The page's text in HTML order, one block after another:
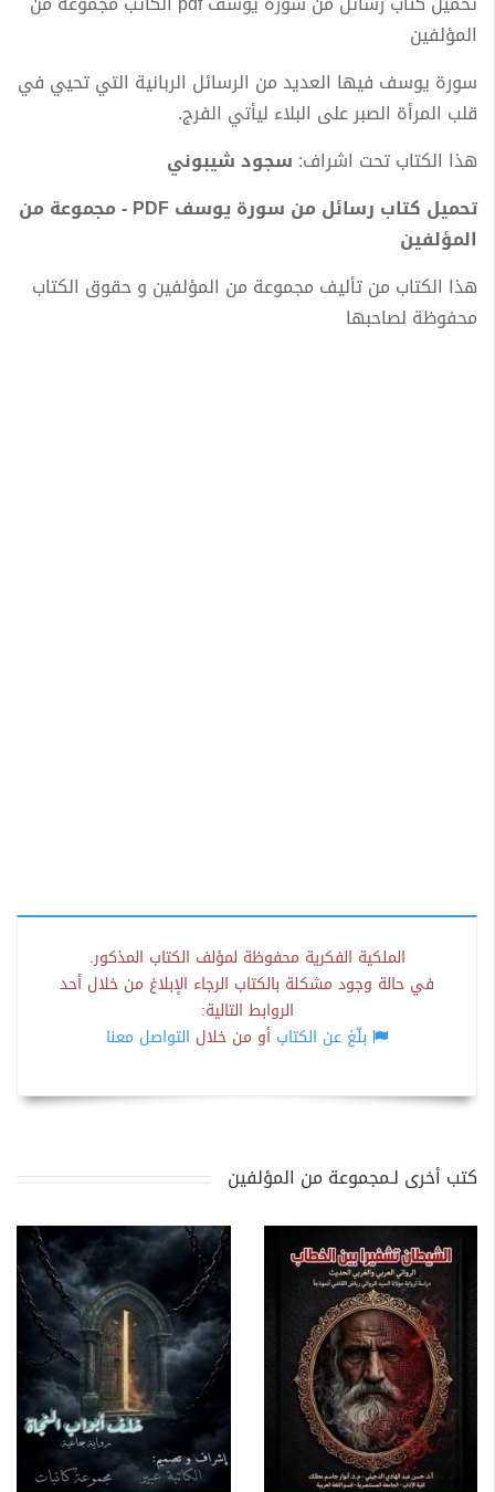
المؤلفين
سورة يوسف فيها العديد من الرسائل الربانية التي تحيي في
قلب المرأة الصبر على البلاء ليأتي الفرج‎.
هذا الكتاب تحت اشراف: سجود شيبوني
تحميل كتاب رسائل من سورة يوسف PDF - مجموعة من
المؤلفين
هذا الكتاب من تأليف مجموعة من المؤلفين و حقوق الكتاب
محفوظة لصاحبها
الملكية الفكرية محفوظة لمؤلف الكتاب المذكور.
في حالة وجود مشكلة بالكتاب الرجاء الإبلاغ من خلال أحد
الروابط التالية:
بلّغ عن الكتاب أو من خلال التواصل معنا
كتب أخرى لـمجموعة من المؤلفين